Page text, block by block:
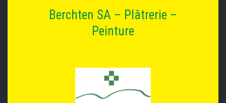
Berchten SA – Plâtrerie –
Peinture